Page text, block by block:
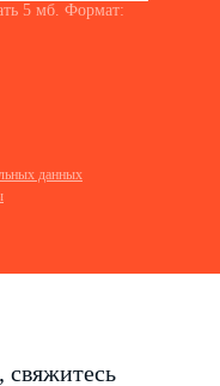
5 мб. Формат:
данных
свяжитесь